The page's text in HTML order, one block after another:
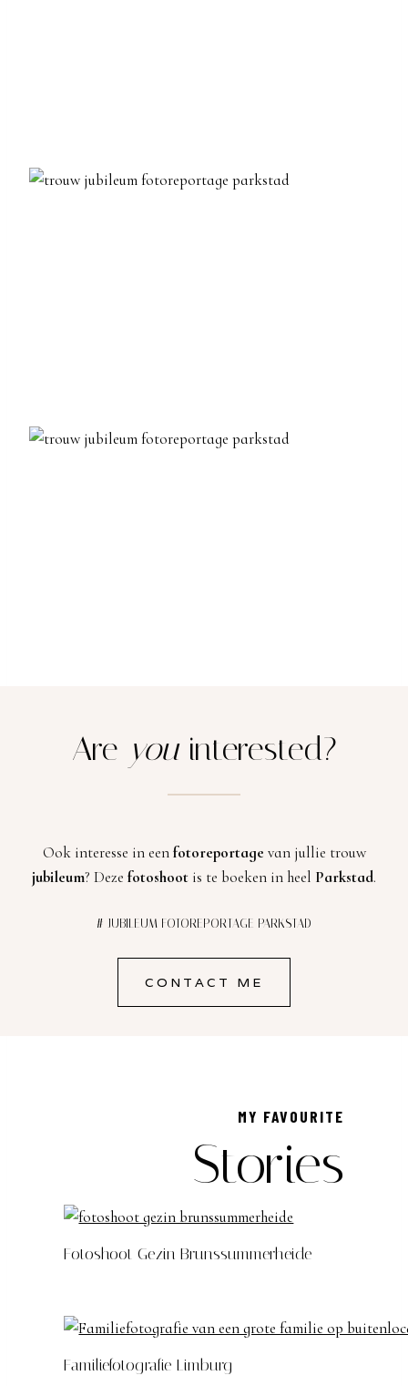
Are youinterested?
Ook interesse in eenfotoreportage van jullie trouw
jubileum? Deze fotoshoot is te boeken in heel Parkstad.
# JUBILEUM FOTOREPORTAGE PARKSTAD
CONTACT ME
MY FAVOURITE
Stories
Fotoshoot Gezin Brunssummerheide
Familiefotografie Limburg